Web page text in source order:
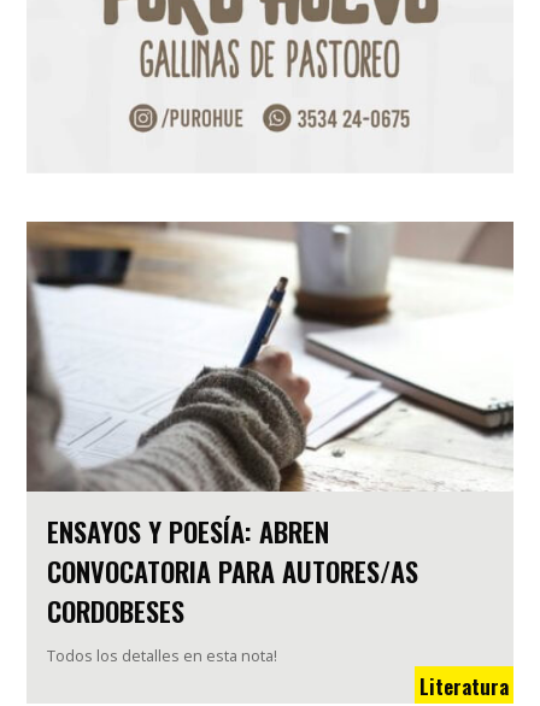
ENSAYOS Y POESÍA: ABREN
CONVOCATORIA PARA AUTORES/AS
CORDOBESES
Todos los detalles en esta nota!
Literatura